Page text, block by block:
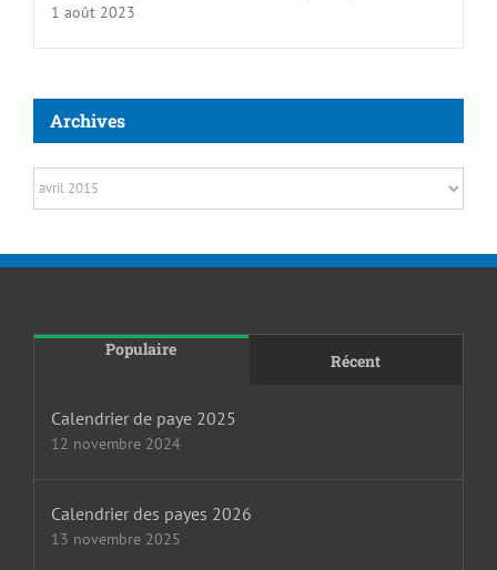
1 août 2023
Archives
Archives
Populaire
Récent
Calendrier de paye 2025
12 novembre 2024
Calendrier des payes 2026
13 novembre 2025